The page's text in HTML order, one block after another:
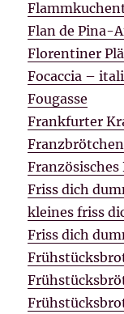
Flan de Pina-
Florentiner
Focaccia –
Fougasse
Frankfurter
Friss dich
kleines friss
Friss dich